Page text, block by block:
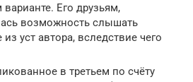
Его друзьям,
возможность слышать
уст автора, вследствие чего
в третьем по счёту